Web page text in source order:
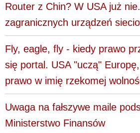
Router z Chin? W USA już
zagranicznych urządzeń
Fly, eagle, fly - kiedy prawo
się portal. USA "uczą"
prawo w imię rzekomej
Uwaga na fałszywe maile
Ministerstwo Finansów